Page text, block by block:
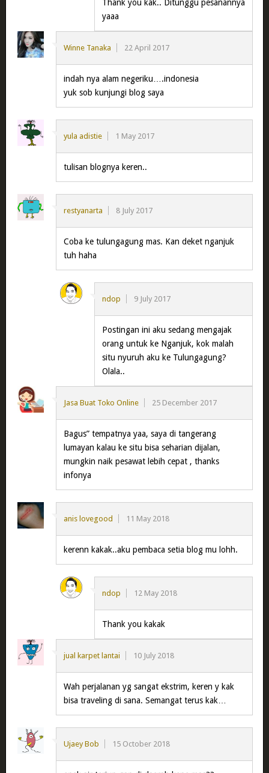
Thank you kak.. Ditunggu pesanannya
yaaa
Winne Tanaka 22 April 2017
indah nya alam negeriku….indonesia
yuk sob kunjungi blog saya
yula adistie 1 May 2017
tulisan blognya keren..
restyanarta 8 July 2017
Coba ke tulungagung mas. Kan deket nganjuk
tuh haha
ndop 9 July 2017
Postingan ini aku sedang mengajak
orang untuk ke Nganjuk, kok malah
situ nyuruh aku ke Tulungagung?
Olala..
Jasa Buat Toko Online 25 December 2017
Bagus” tempatnya yaa, saya di tangerang
lumayan kalau ke situ bisa seharian dijalan,
mungkin naik pesawat lebih cepat , thanks
infonya
anis lovegood 11 May 2018
kerenn kakak..aku pembaca setia blog mu lohh.
ndop 12 May 2018
Thank you kakak
jual karpet lantai 10 July 2018
Wah perjalanan yg sangat ekstrim, keren y kak
bisa traveling di sana. Semangat terus kak…
Ujaey Bob 15 October 2018